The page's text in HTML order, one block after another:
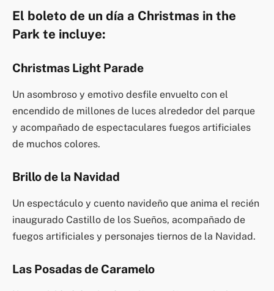
El boleto de un día a Christmas in the
Park te incluye:
Christmas Light Parade
Un asombroso y emotivo desfile envuelto con el
encendido de millones de luces alrededor del parque
y acompañado de espectaculares fuegos artificiales
de muchos colores.
Brillo de la Navidad
Un espectáculo y cuento navideño que anima el recién
inaugurado Castillo de los Sueños, acompañado de
fuegos artificiales y personajes tiernos de la Navidad.
Las Posadas de Caramelo